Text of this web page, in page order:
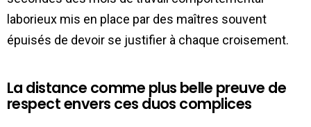
laborieux mis en place par des maîtres souvent
épuisés de devoir se justifier à chaque croisement.
La distance comme plus belle preuve de
respect envers ces duos complices